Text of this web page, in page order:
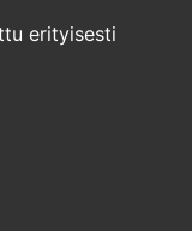
erityisesti